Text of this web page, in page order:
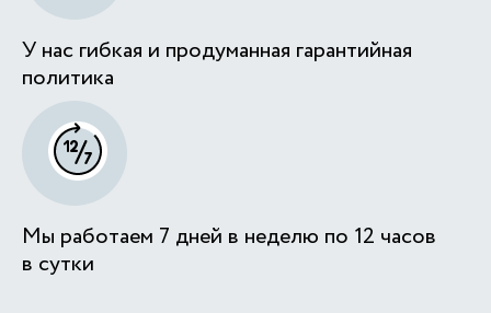
У нас гибкая и продуманная гарантийная
политика
Мы работаем 7 дней в неделю по 12 часов
в сутки